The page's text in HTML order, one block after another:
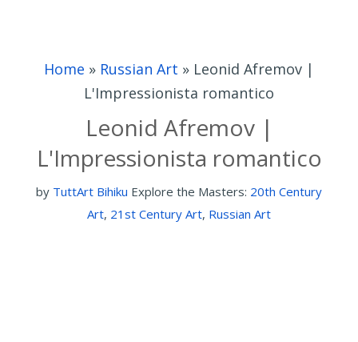
Home » Russian Art » Leonid Afremov |
L'Impressionista romantico
Leonid Afremov |
L'Impressionista romantico
by TuttArt Bihiku Explore the Masters: 20th Century
Art, 21st Century Art, Russian Art